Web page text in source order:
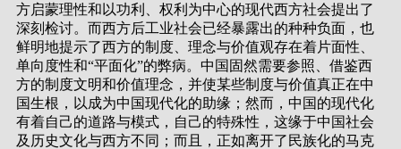
方启蒙理性和以功利、权利为中心的现代西方社会提出了
深刻检讨。而西方后工业社会已经暴露出的种种负面，也
鲜明地提示了西方的制度、理念与价值观存在着片面性、
单向度性和“平面化”的弊病。中国固然需要参照、借鉴西
方的制度文明和价值理念，并使某些制度与价值真正在中
国生根，以成为中国现代化的助缘；然而，中国的现代化
有着自己的道路与模式，自己的特殊性，这缘于中国社会
及历史文化与西方不同；而且，正如离开了民族化的马克